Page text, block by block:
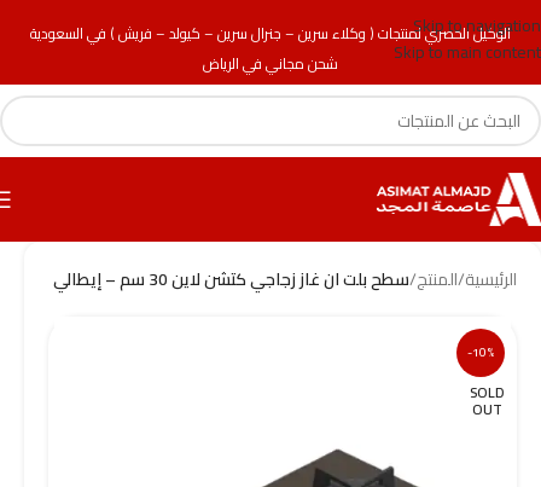
الوكيل الحصري لمنتجات ( وكلاء سرين – جنرال سرين – كيولد – فريش ) في السعودية
شحن مجاني في الرياض
Skip to navigation
Skip to main content
الرئيسية/المنتج/سطح بلت ان غاز زجاجي كتشن لاين 30 سم – إيطالي
-10%
SOLD
OUT